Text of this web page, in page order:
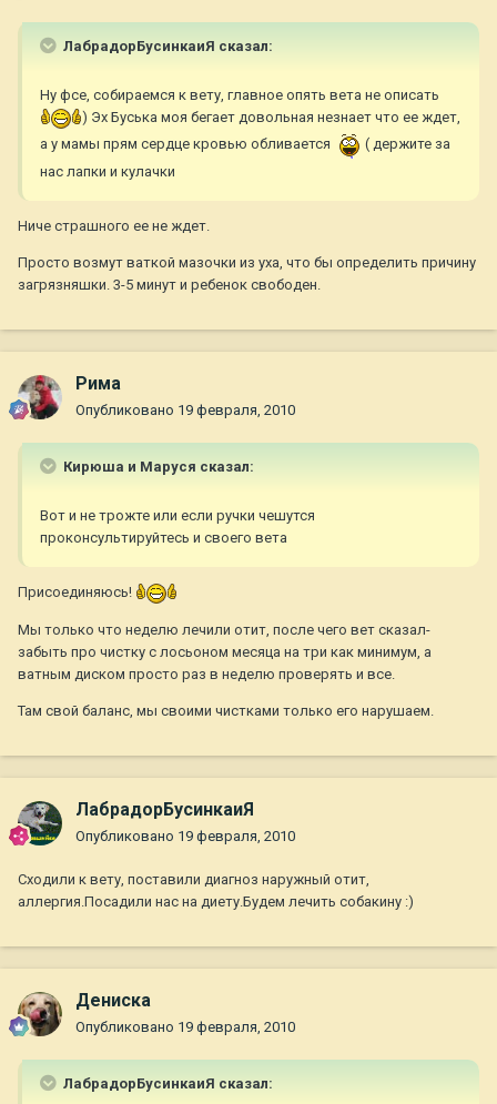
ЛабрадорБусинкаиЯ сказал:
Ну фсе, собираемся к вету, главное опять вета не описать
) Эх Буська моя бегает довольная незнает что ее ждет,
а у мамы прям сердце кровью обливается
( держите за
нас лапки и кулачки
Ниче страшного ее не ждет.
Просто возмут ваткой мазочки из уха, что бы определить причину
загрязняшки. 3-5 минут и ребенок свободен.
Рима
Опубликовано 19 февраля, 2010
Кирюша и Маруся сказал:
Вот и не трожте или если ручки чешутся
проконсультируйтесь и своего вета
Присоединяюсь!
Мы только что неделю лечили отит, после чего вет сказал-
забыть про чистку с лосьоном месяца на три как минимум, а
ватным диском просто раз в неделю проверять и все.
Там свой баланс, мы своими чистками только его нарушаем.
ЛабрадорБусинкаиЯ
Опубликовано 19 февраля, 2010
Сходили к вету, поставили диагноз наружный отит,
аллергия.Посадили нас на диету.Будем лечить собакину :)
Дениска
Опубликовано 19 февраля, 2010
ЛабрадорБусинкаиЯ сказал: